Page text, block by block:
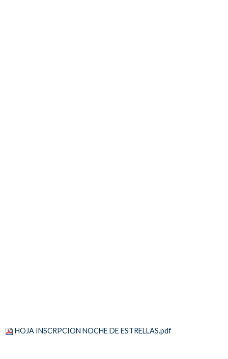
HOJA INSCRPCION NOCHE DE ESTRELLAS.pdf